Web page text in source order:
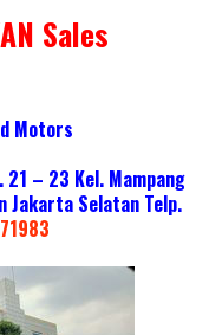
Sales
Motors
21 – 23 Kel. Mampang
Jakarta Selatan Telp.